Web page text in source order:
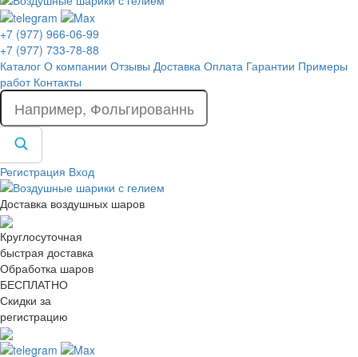
+7 (977) 966-06-99
+7 (977) 733-78-88
Каталог О компании Отзывы Доставка Оплата Гарантии Примеры
работ Контакты
Регистрация Вход
Доставка воздушных шаров
Круглосуточная
быстрая доставка
Обработка шаров
БЕСПЛАТНО
Скидки за
регистрацию